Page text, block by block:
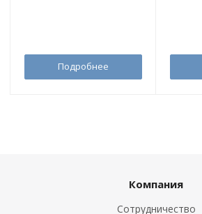
Подробнее
Компания
Сотрудничество